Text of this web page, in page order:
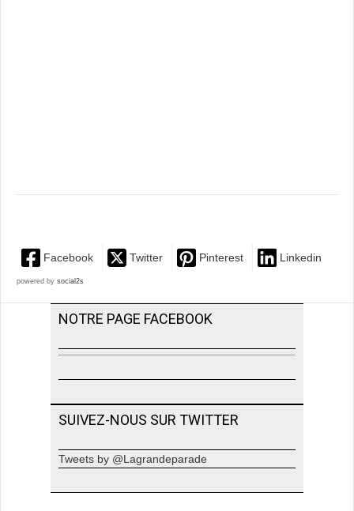
Facebook Twitter Pinterest Linkedin
powered by social2s
NOTRE PAGE FACEBOOK
SUIVEZ-NOUS SUR TWITTER
Tweets by @Lagrandeparade